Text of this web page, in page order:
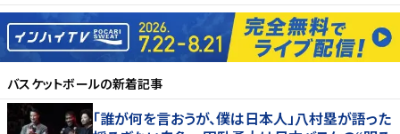
バスケットボールの新着記事
「誰が何を言おうが、僕は日本人」八村塁が語った